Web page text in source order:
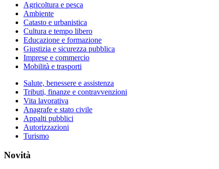
Agricoltura e pesca
Ambiente
Catasto e urbanistica
Cultura e tempo libero
Educazione e formazione
Giustizia e sicurezza pubblica
Imprese e commercio
Mobilità e trasporti
Salute, benessere e assistenza
Tributi, finanze e contravvenzioni
Vita lavorativa
Anagrafe e stato civile
Appalti pubblici
Autorizzazioni
Turismo
Novità